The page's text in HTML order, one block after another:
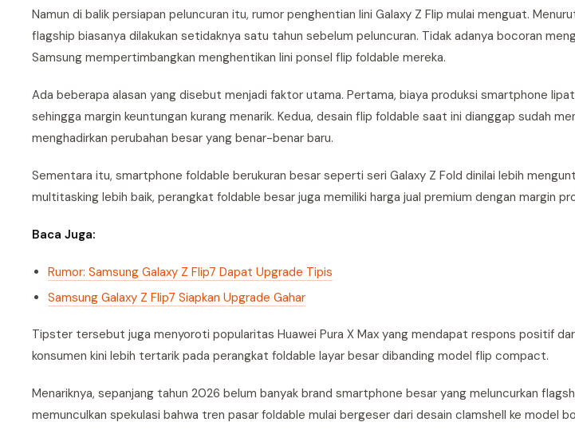
Namun di balik persiapan peluncuran itu, rumor penghentian lini Galaxy Z Flip mulai menguat.
flagship biasanya dilakukan setidaknya satu tahun sebelum peluncuran. Tidak adanya bocoran
Samsung mempertimbangkan menghentikan lini ponsel flip foldable mereka.
Ada beberapa alasan yang disebut menjadi faktor utama. Pertama, biaya produksi smartphone
sehingga margin keuntungan kurang menarik. Kedua, desain flip foldable saat ini dianggap sudah
menghadirkan perubahan besar yang benar-benar baru.
Sementara itu, smartphone foldable berukuran besar seperti seri Galaxy Z Fold dinilai lebih
multitasking lebih baik, perangkat foldable besar juga memiliki harga jual premium dengan margin
Baca Juga:
Rumor: Samsung Galaxy Z Flip7 Dapat Upgrade Tipis
Samsung Galaxy Z Flip7 Siapkan Upgrade Gahar
Tipster tersebut juga menyoroti popularitas Huawei Pura X Max yang mendapat respons positif
konsumen kini lebih tertarik pada perangkat foldable layar besar dibanding model flip compact.
Menariknya, sepanjang tahun 2026 belum banyak brand smartphone besar yang meluncurkan
memunculkan spekulasi bahwa tren pasar foldable mulai bergeser dari desain clamshell ke model